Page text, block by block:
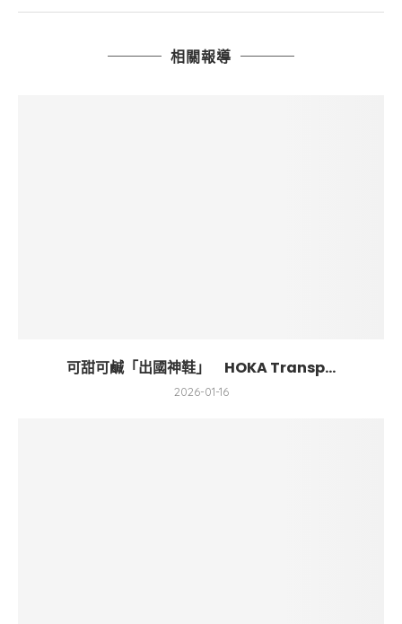
相關報導
可甜可鹹「出國神鞋」 HOKA Transp...
2026-01-16